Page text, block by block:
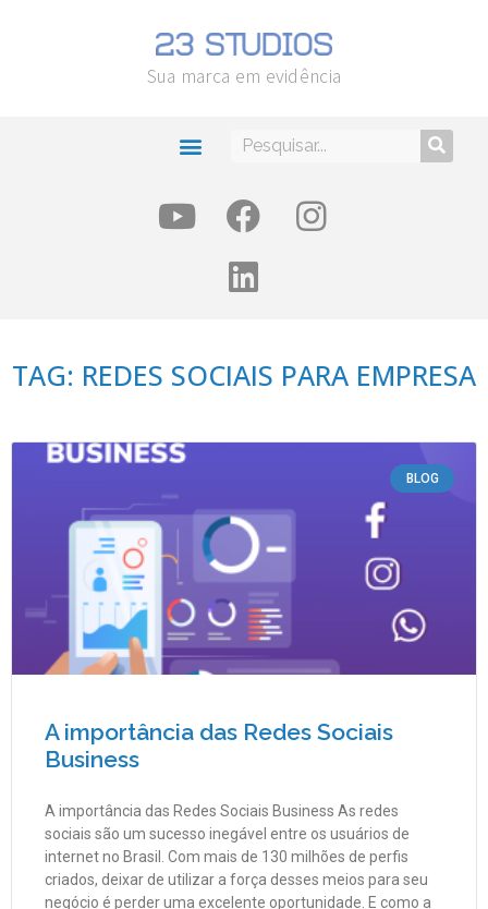
Sua marca em evidência
TAG: REDES SOCIAIS PARA EMPRESA
BLOG
A importância das Redes Sociais
Business
A importância das Redes Sociais Business As redes
sociais são um sucesso inegável entre os usuários de
internet no Brasil. Com mais de 130 milhões de perfis
criados, deixar de utilizar a força desses meios para seu
negócio é perder uma excelente oportunidade. E como a